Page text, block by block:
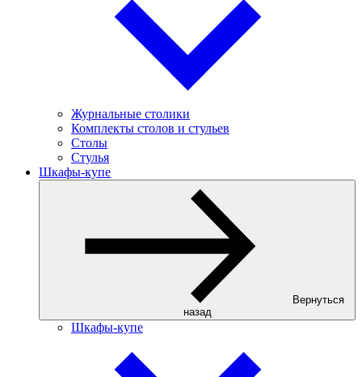
Журнальные столики
Комплекты столов и стульев
Столы
Стулья
Шкафы-купе
Вернуться
назад
Шкафы-купе